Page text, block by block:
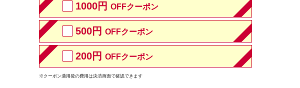
1000円 OFFクーポン
500円 OFFクーポン
200円 OFFクーポン
※クーポン適用後の費用は決済画面で確認できます